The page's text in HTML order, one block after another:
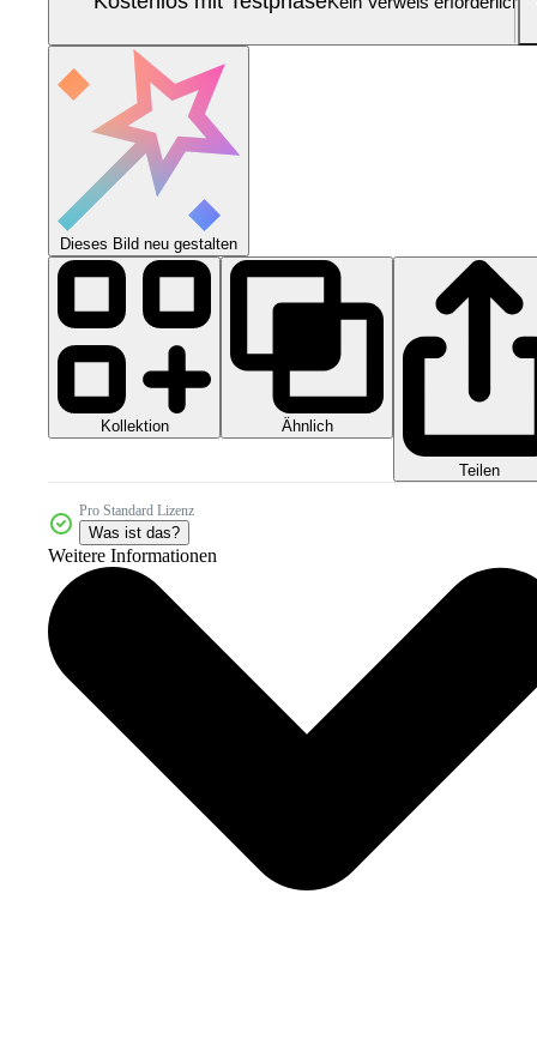
Dieses Bild neu gestalten
Kollektion Ähnlich
Teilen
Pro Standard Lizenz
Was ist das?
Weitere Informationen